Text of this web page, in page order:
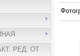
РЕД. ОТ